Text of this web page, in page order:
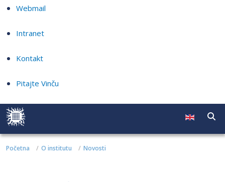
Webmail
Intranet
Kontakt
Pitajte Vinču
Početna O institutu Novosti